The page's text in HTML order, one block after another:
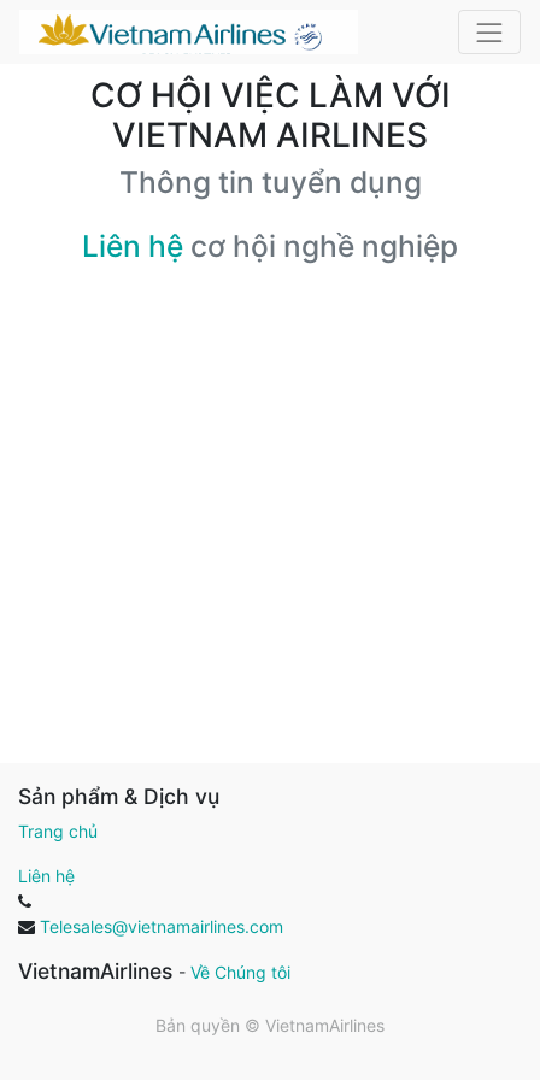
CƠ HỘI VIỆC LÀM VỚI
VIETNAM AIRLINES
Thông tin tuyển dụng
Liên hệ cơ hội nghề nghiệp
Sản phẩm & Dịch vụ
Trang chủ
Liên hệ
Telesales@vietnamairlines.com
VietnamAirlines - Về Chúng tôi
Bản quyền © VietnamAirlines